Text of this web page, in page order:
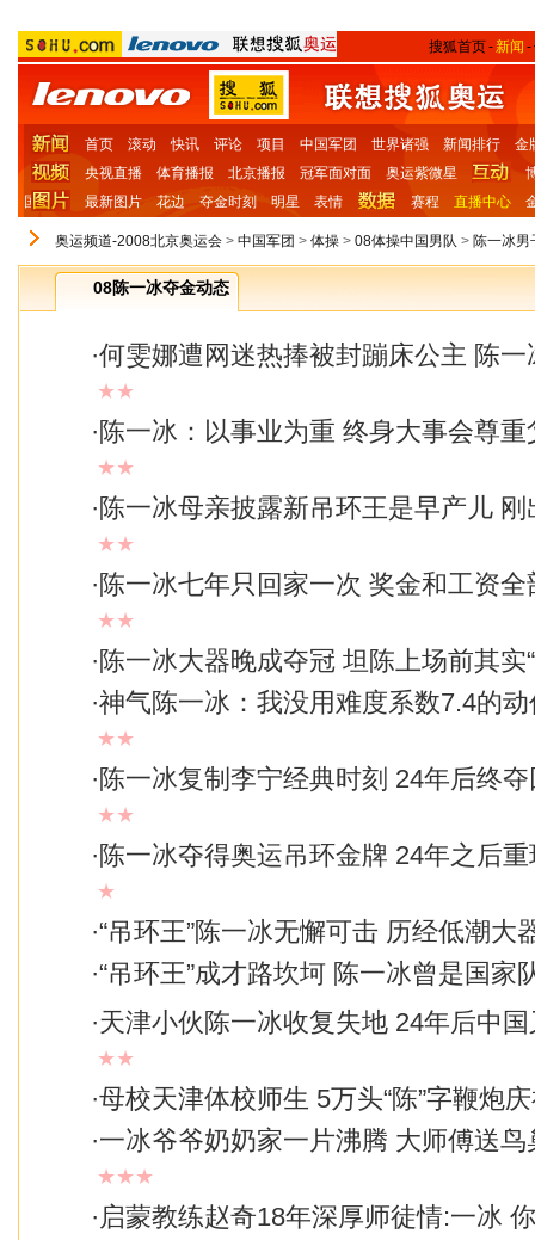
搜狐首页- 新闻 -
首页 滚动 快讯 评论 项目 中国军团 世界诸强 新闻排行
金
央视直播
体育播报 北京播报 冠军面对面 奥运紫微星
国
最新图片 花边 夺金时刻 明星 表情 赛程 直播中心
奥运频道-2008北京奥运会 > 中国军团 > 体操 > 08体操中国男队 > 陈一冰男
08陈一冰夺金动态
·何雯娜遭网迷热捧被封蹦床公主 陈一
★★
·陈一冰：以事业为重 终身大事会尊
★★
·陈一冰母亲披露新吊环王是早产儿 刚
★★
·陈一冰七年只回家一次 奖金和工资
★★
·陈一冰大器晚成夺冠 坦陈上场前其实
·神气陈一冰：我没用难度系数7.4的
★★
·陈一冰复制李宁经典时刻 24年后终
★★
·陈一冰夺得奥运吊环金牌 24年之后
★
·“吊环王”陈一冰无懈可击 历经低潮大
·“吊环王”成才路坎坷 陈一冰曾是国家
·天津小伙陈一冰收复失地 24年后中
★★
·母校天津体校师生 5万头“陈”字鞭炮
·一冰爷爷奶奶家一片沸腾 大师傅送
★★★
· 启蒙教练赵奇18年深厚师徒情:一冰